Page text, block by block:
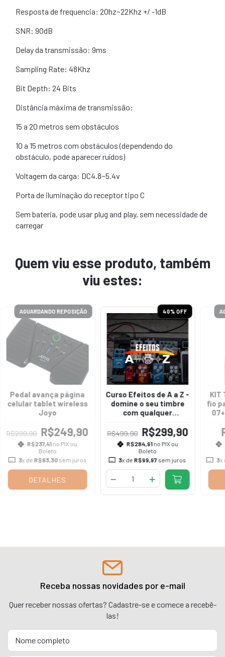
Resposta de frequencia: 20hz~22Khz +/ -1dB
SNR: 90dB
Delay da transmissão: 9ms
Sampling Rate: 48Khz
Bit Depth: 24 Bits
Distância máxima de transmissão:
15 a 20 metros sem obstáculos
10 a 15 metros com obstáculos (dependendo do
obstáculo, pode aparecer ruídos)
Voltagem da carga: DC4.8~5.4v
Porta de iluminação do receptor tipo C
Sem bateria, pode usar plug and play, sem necessidade de
carregar
Quem viu esse produto, também
viu estes:
AGUARDANDO REPOSIÇÃO
Pedal avança página
celular tablet wireless
Joyo
R$299,90 R$249,90
R$237,41no PIX ou
Boleto
3x de R$83,30sem juros
DETALHES
40% OFF
Curso Efeitos de A a Z -
domine o seu timbre
com qualquer
R$499,90 R$299,90
R$284,91no PIX ou
Boleto
3x de R$99,97sem juros
KIT
fio
3x
Receba nossas novidades por e-mail
Quer receber nossas ofertas? Cadastre-se e comece a recebê-
las!